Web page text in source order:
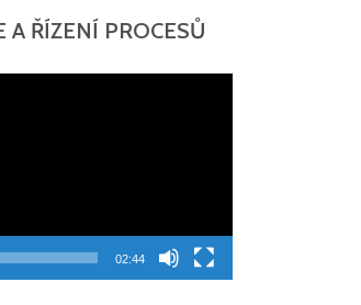
A ŘÍZENÍ PROCESŮ
02:44